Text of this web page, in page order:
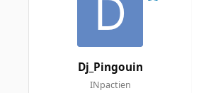
Dj_Pingouin
INpactien